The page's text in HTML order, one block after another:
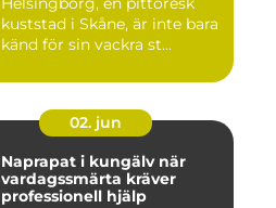
kuststad i Skåne, är inte bara
känd för sin vackra st...
02. jun
Naprapat i kungälv när
vardagssmärta kräver
professionell hjälp